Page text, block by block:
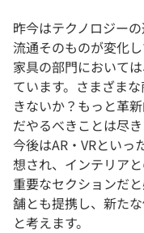
昨今はテクノロジー
流通そのものが変化
家具の部門において
ています。さまざま
きないか？もっと革
だやるべきことは尽き
今後はAR・VRとい
想され、インテリア
重要なセクションだ
舗とも提携し、新た
と考えます。